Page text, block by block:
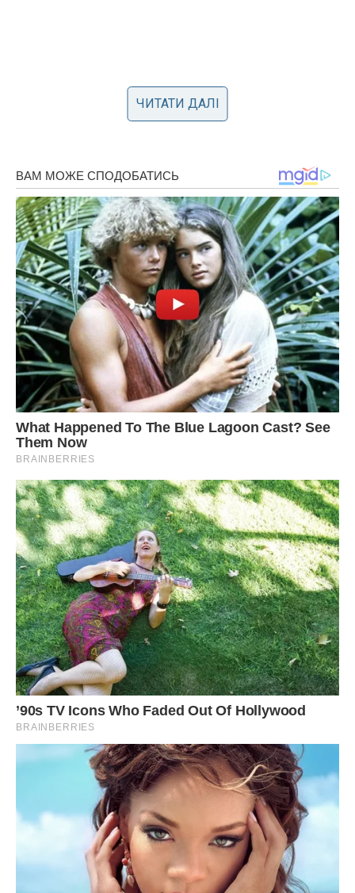
У коридор дійсно хтось увійшов, і це була Ліля.
Вона бачила незнайому машину у дворі і поспішала
додому, щоб подивитися, хто приїхав. Але дівчинка не
очікувала побачити свою матір.
– Доню, йди до матусі.
Дівчинка стояла посеред кімнати і розгублено дивилася
то на бабусю, то на свою матір.
Алла простягнула свої руки і дівчинка невпевнено
підійшла до неї.
– Поїдеш зі мною жити у велике місто?
ЧИТАТИ ДАЛІ